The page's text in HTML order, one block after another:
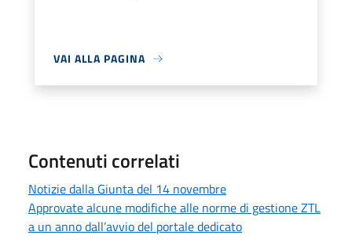
VAI ALLA PAGINA
Contenuti correlati
Notizie dalla Giunta del 14 novembre
Approvate alcune modifiche alle norme di gestione ZTL
a un anno dall’avvio del portale dedicato